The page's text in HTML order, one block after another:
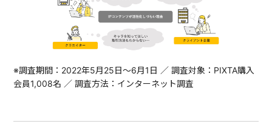
※調査期間：2022年5月25日〜6月1日 ／ 調査対象：PIXTA購入
会員1,008名 ／ 調査方法：インターネット調査